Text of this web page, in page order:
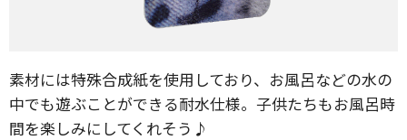
素材には特殊合成紙を使用しており、お風呂などの水の
中でも遊ぶことができる耐水仕様。子供たちもお風呂時
間を楽しみにしてくれそう♪